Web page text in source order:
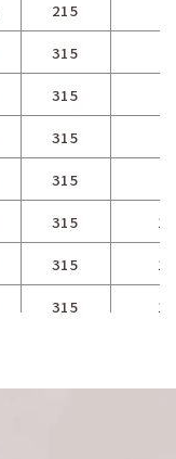
215
315
315
315
315
315
315
315
315